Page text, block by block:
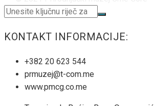
KONTAKT INFORMACIJE:
+382 20 623 544
prmuzej@t-com.me
www.pmcg.co.me